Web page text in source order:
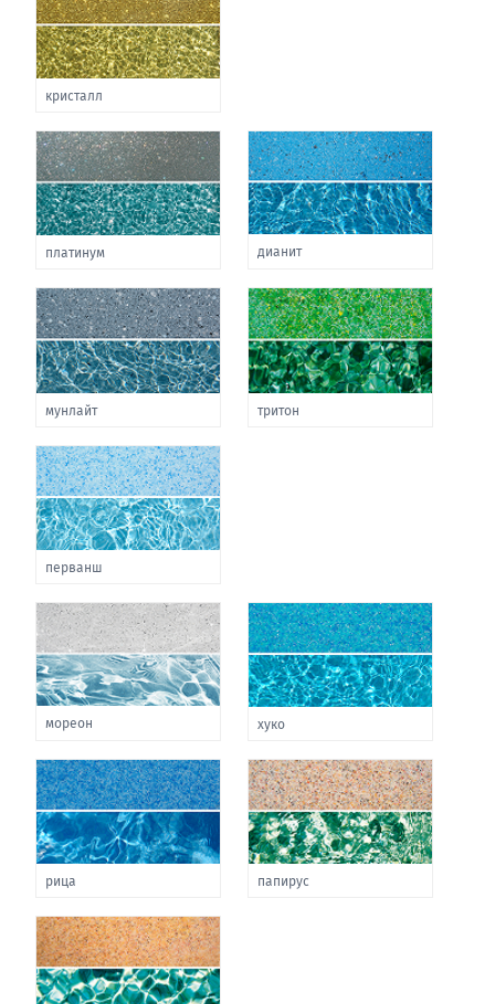
кристалл
платинум дианит
мунлайт тритон
перванш
мореон хуко
рица папирус